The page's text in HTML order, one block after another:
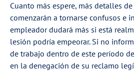
Cuanto más espere, más detalles
comenzarán a tornarse confusos e
empleador dudará más si está
lesión podría empeorar. Si no
de trabajo dentro de este período
en la denegación de su reclamo